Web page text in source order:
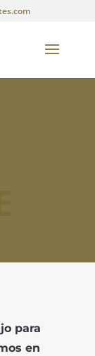
para
en